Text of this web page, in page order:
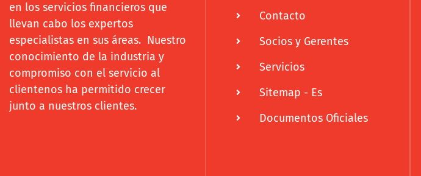
en los servicios financieros que
llevan cabo los expertos
especialistas en sus áreas. Nuestro
conocimiento de la industria y
compromiso con el servicio al
clientenos ha permitido crecer
junto a nuestros clientes.
Contacto
Socios y Gerentes
Servicios
Sitemap - Es
Documentos Oficiales